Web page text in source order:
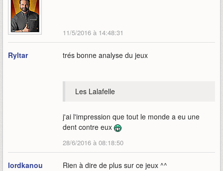
11/5/2016 à 14:48:31
Ryltar trés bonne analyse du jeux
Les Lalafelle
j'ai l'impression que tout le monde a eu une
dent contre eux
28/6/2016 à 08:18:50
lordkanou Rien à dire de plus sur ce jeux ^^